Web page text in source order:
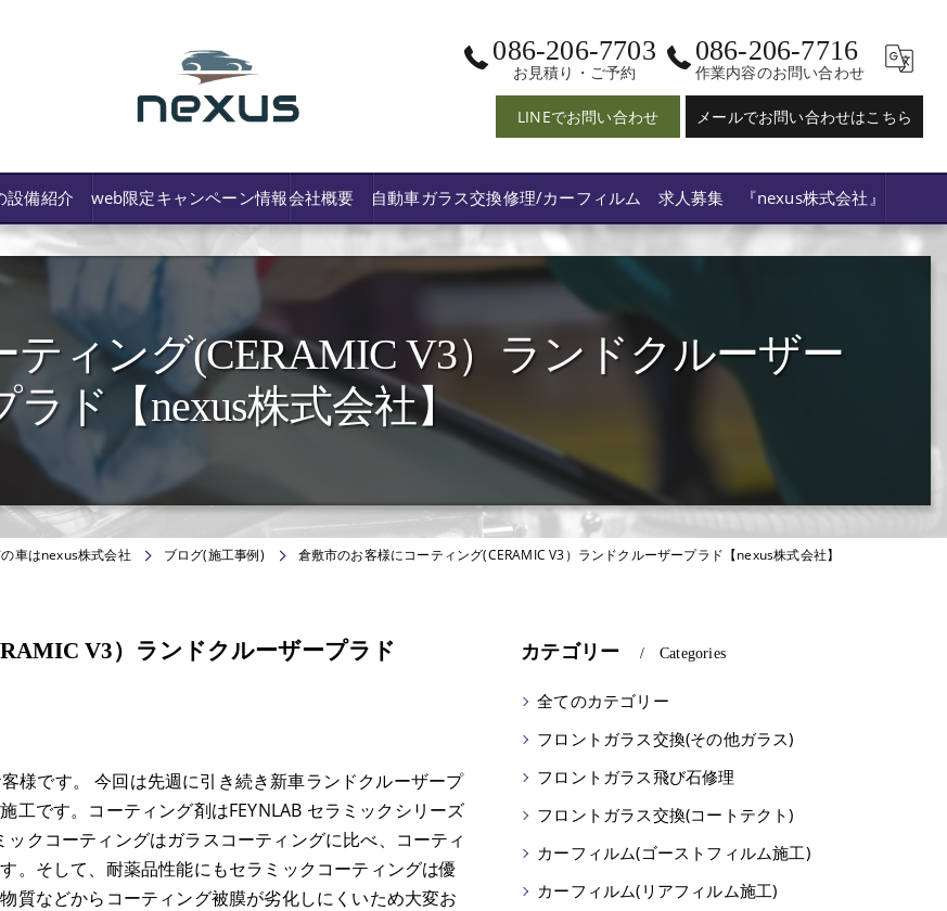
086-206-7703
お見積り・ご予約
086-206-7716
作業内容のお問い合わせ
LINEでお問い合わせ メールでお問い合わせはこちら
保険修理の可否など解説
設備紹介 web限定キャンペーン情報会社概要 自動車ガラス交換修理/カーフィルム 求人募集 『nexus株式会社』
ィング(CERAMIC V3）ランドクルーザー
ラド【nexus株式会社】
車はnexus株式会社 ブログ(施工事例) 倉敷市のお客様にコーティング(CERAMIC V3）ランドクルーザープラド【nexus株式会社】
V3）ランドクルーザープラド
様です。 今回は先週に引き続き新車ランドクルーザープ
工です。コーティング剤はFEYNLAB セラミックシリーズ
クコーティングはガラスコーティングに比べ、コーティ
。そして、耐薬品性能にもセラミックコーティングは優
質などからコーティング被膜が劣化しにくいため大変お
カテゴリー Categories
全てのカテゴリー
フロントガラス交換(その他ガラス)
フロントガラス飛び石修理
フロントガラス交換(コートテクト)
カーフィルム(ゴーストフィルム施工)
カーフィルム(リアフィルム施工)